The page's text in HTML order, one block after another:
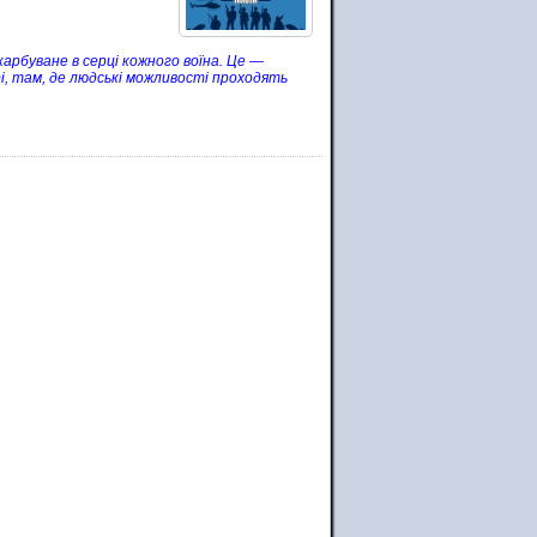
в серці кожного воїна. Це —
там, де людські можливості проходять